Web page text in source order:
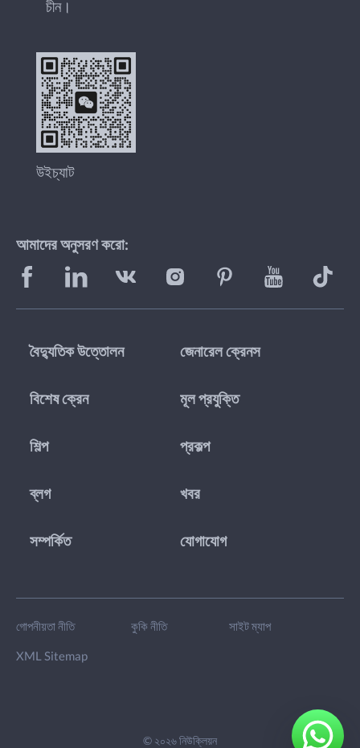
চীন।
উইচ্যাট
আমাদের অনুসরণ করো:
বৈদ্যুতিক উত্তোলন জেনারেল ক্রেনস
বিশেষ ক্রেন মূল প্রযুক্তি
শিল্প প্রকল্প
ব্লগ খবর
সম্পর্কিত যোগাযোগ
গোপনীয়তা নীতি কুকি নীতি সাইট ম্যাপ
XML Sitemap
© ২০২৬ নিউক্লিয়ন